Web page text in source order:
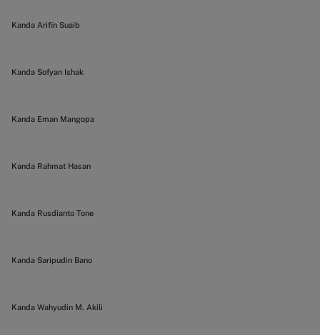
Kanda Arifin Suaib
Kanda Sofyan Ishak
Kanda Eman Mangopa
Kanda Rahmat Hasan
Kanda Rusdianto Tone
Kanda Saripudin Bano
Kanda Wahyudin M. Akili